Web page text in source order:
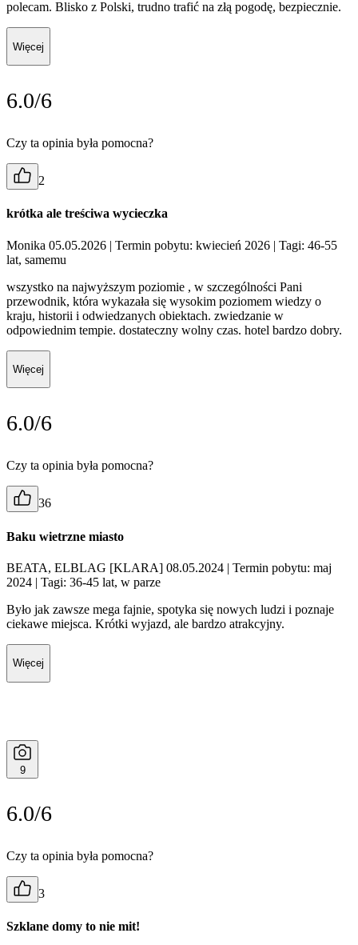
polecam. Blisko z Polski, trudno trafić na złą pogodę, bezpiecznie.
Więcej
6.0/6
Czy ta opinia była pomocna?
2
krótka ale treściwa wycieczka
Monika 05.05.2026 | Termin pobytu: kwiecień 2026 | Tagi: 46-55
lat, samemu
wszystko na najwyższym poziomie , w szczególności Pani
przewodnik, która wykazała się wysokim poziomem wiedzy o
kraju, historii i odwiedzanych obiektach. zwiedzanie w
odpowiednim tempie. dostateczny wolny czas. hotel bardzo dobry.
Więcej
6.0/6
Czy ta opinia była pomocna?
36
Baku wietrzne miasto
BEATA, ELBLAG [KLARA] 08.05.2024 | Termin pobytu: maj
2024 | Tagi: 36-45 lat, w parze
Było jak zawsze mega fajnie, spotyka się nowych ludzi i poznaje
ciekawe miejsca. Krótki wyjazd, ale bardzo atrakcyjny.
Więcej
9
6.0/6
Czy ta opinia była pomocna?
3
Szklane domy to nie mit!